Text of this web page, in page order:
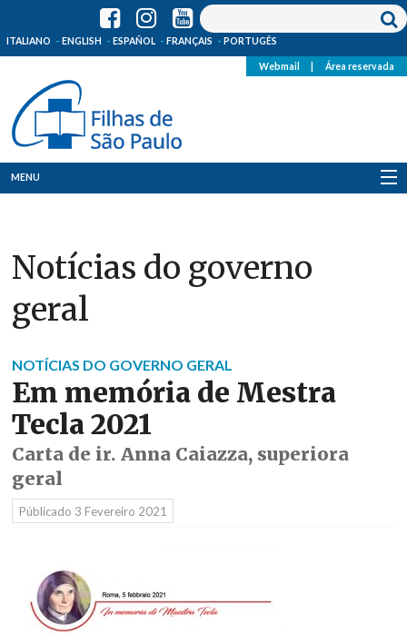
ITALIANO ENGLISH ESPAÑOL FRANÇAIS PORTUGÊS
Webmail Área reservada
MENU
Onde Estamos
Notícias
Media
Notícias do governo
geral
NOTÍCIAS DO GOVERNO GERAL
Em memória de Mestra
Tecla 2021
Carta de ir. Anna Caiazza, superiora
geral
Públicado 3 Fevereiro 2021